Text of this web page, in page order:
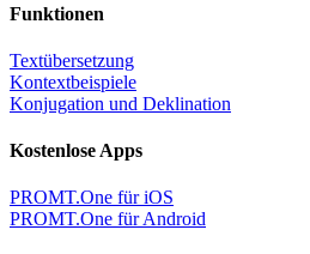
Funktionen
Textübersetzung
Kontextbeispiele
Konjugation und Deklination
Kostenlose Apps
PROMT.One für iOS
PROMT.One für Android